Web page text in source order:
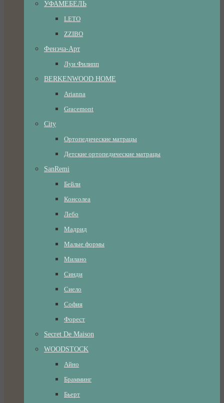
УФАМЕБЕЛЬ
LETO
ZZIBO
Фенэча-Арт
Луи Филипп
BERKENWOOD HOME
Arianna
Gracemont
City
Ортопедические матрацы
Детские ортопедические матрацы
SanRemi
Бейли
Консолеа
Лебо
Мадрид
Малые формы
Милано
Синди
Сиело
София
Форест
Secret De Maison
WOODSTOCK
Айно
Брамминг
Бьерт